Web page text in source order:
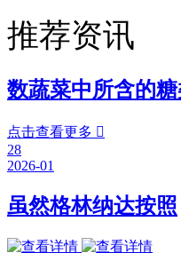
推荐资讯
数蔬菜中所含的
点击查看更多 
28
2026-01
虽然格林纳达按照